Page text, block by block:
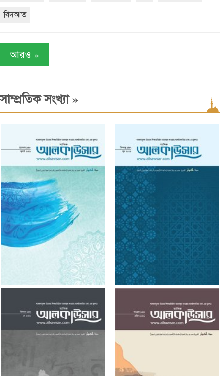
বিদআত
আরও »
সাম্প্রতিক সংখ্যা»